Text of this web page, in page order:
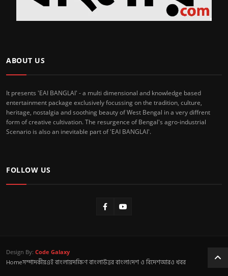
ABOUT US
It presents 'EAI BANGLAI' - a multi dimensional and knowledge based
entertainment package exclusively focussing on the tradition, culture,
heritage, nostalgia and soothing beauty of West Bengal in a very diffrent
form of creative cultivation. The resurgence of Bengal's agro-industrial
Scenario is also an inevitable part of 'EAI BANGLAI'.
FOLLOW US
Design By: Code Galaxy
Homeসম্পাদকীয়এই বাংলায়দক্ষিণ বাংলাউত্তর বাংলাদেশ ও বিদেশআরও খবর